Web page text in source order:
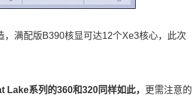
满配版B390核显可达12个Xe3核心，此次
系列的360和320同样如此，
更需注意的